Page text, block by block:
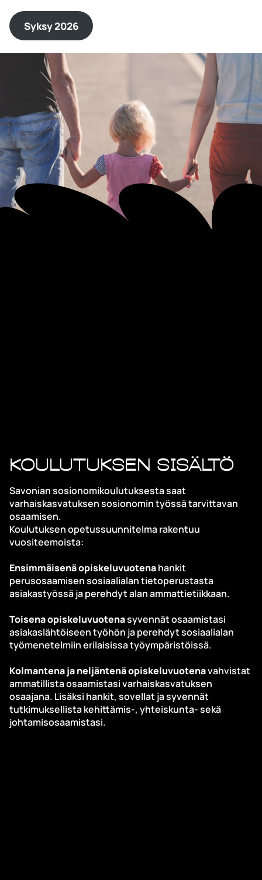
Syksy 2026
Koulutuksen sisältö
Savonian sosionomikoulutuksesta saat
varhaiskasvatuksen sosionomin työssä tarvittavan
osaamisen.
Koulutuksen opetussuunnitelma rakentuu
vuositeemoista:
Ensimmäisenä opiskeluvuotenahankit
perusosaamisen sosiaalialan tietoperustasta
asiakastyössä ja perehdyt alan ammattietiikkaan.
Toisena opiskeluvuotenasyvennät osaamistasi
asiakaslähtöiseen työhön ja perehdyt sosiaalialan
työmenetelmiin erilaisissa työympäristöissä.
Kolmantena ja neljäntenä opiskeluvuotenavahvistat
ammatillista osaamistasi varhaiskasvatuksen
osaajana. Lisäksi hankit, sovellat ja syvennät
tutkimuksellista kehittämis-, yhteiskunta- sekä
johtamisosaamistasi.